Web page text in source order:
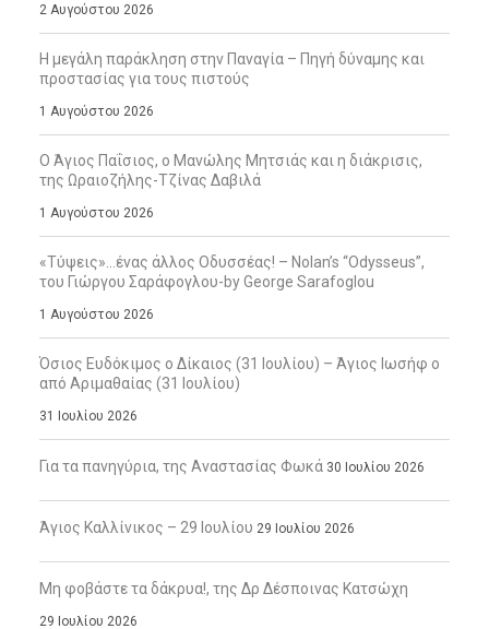
2 Αυγούστου 2026
Η μεγάλη παράκληση στην Παναγία – Πηγή δύναμης και
προστασίας για τους πιστούς
1 Αυγούστου 2026
Ο Άγιος Παΐσιος, ο Μανώλης Μητσιάς και η διάκρισις,
της Ωραιοζήλης-Τζίνας Δαβιλά
1 Αυγούστου 2026
«Τύψεις»…ένας άλλος Οδυσσέας! – Nolan’s “Odysseus”,
του Γιώργου Σαράφογλου-by George Sarafoglou
1 Αυγούστου 2026
Όσιος Ευδόκιμος ο Δίκαιος (31 Ιουλίου) – Άγιος Ιωσήφ ο
από Αριμαθαίας (31 Ιουλίου)
31 Ιουλίου 2026
Για τα πανηγύρια, της Αναστασίας Φωκά 30 Ιουλίου 2026
Άγιος Καλλίνικος – 29 Ιουλίου 29 Ιουλίου 2026
Μη φοβάστε τα δάκρυα!, της Δρ Δέσποινας Κατσώχη
29 Ιουλίου 2026